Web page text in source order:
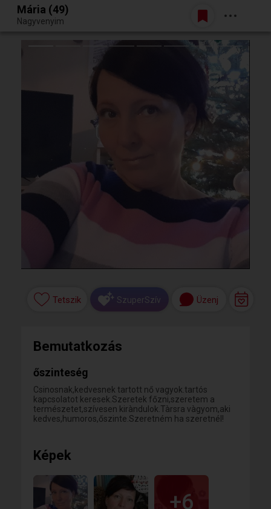
Egy jó randiból bármi lehet.
Belépés
Mária (49)
Nagyvenyim
Tetszik SzuperSzív Üzenj
Bemutatkozás
őszinteség
Csinosnak,kedvesnek tartott nő vagyok.tartós
kapcsolatot keresek.Szeretek főzni,szeretem a
természetet,szívesen kiràndulok.Tàrsra vàgyom,aki
kedves,humoros,őszinte.Szeretném ha szeretnél!
Képek
+6